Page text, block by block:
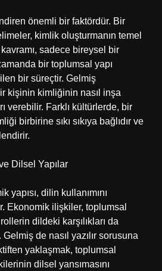
önemli bir faktördür. Bir
kimlik oluşturmanın temel
kavramı, sadece bireysel bir
bir toplumsal yapı
bir süreçtir. Gelmiş
kişinin kimliğinin nasıl inşa
verebilir. Farklı kültürlerde, bir
birbirine sıkı sıkıya bağlıdır ve
Dilsel Yapılar
yapısı, dilin kullanımını
Ekonomik ilişkiler, toplumsal
dildeki karşılıkları da
Gelmiş de nasıl yazılır sorusuna
yaklaşmak, toplumsal
dilsel yansımasını